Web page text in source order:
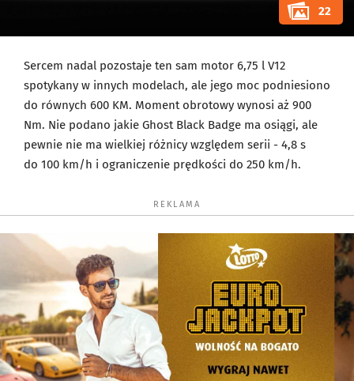
22
Sercem nadal pozostaje ten sam motor 6,75 l V12
spotykany w innych modelach, ale jego moc podniesiono
do równych 600 KM. Moment obrotowy wynosi aż 900
Nm. Nie podano jakie Ghost Black Badge ma osiągi, ale
pewnie nie ma wielkiej różnicy względem serii - 4,8 s
do 100 km/h i ograniczenie prędkości do 250 km/h.
REKLAMA